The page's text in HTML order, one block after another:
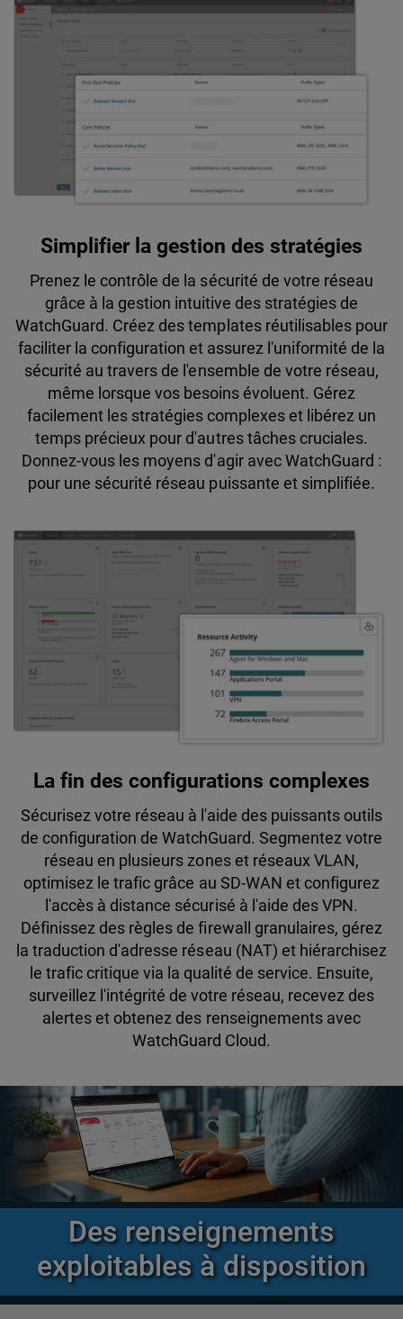
Simplifier la gestion des stratégies
Prenez le contrôle de la sécurité de votre réseau
grâce à la gestion intuitive des stratégies de
WatchGuard. Créez des templates réutilisables pour
faciliter la configuration et assurez l'uniformité de la
sécurité au travers de l'ensemble de votre réseau,
même lorsque vos besoins évoluent. Gérez
facilement les stratégies complexes et libérez un
temps précieux pour d'autres tâches cruciales.
Donnez-vous les moyens d'agir avec WatchGuard :
pour une sécurité réseau puissante et simplifiée.
La fin des configurations complexes
Sécurisez votre réseau à l'aide des puissants outils
de configuration de WatchGuard. Segmentez votre
réseau en plusieurs zones et réseaux VLAN,
optimisez le trafic grâce au SD-WAN et configurez
l'accès à distance sécurisé à l'aide des VPN.
Définissez des règles de firewall granulaires, gérez
la traduction d'adresse réseau (NAT) et hiérarchisez
le trafic critique via la qualité de service. Ensuite,
surveillez l'intégrité de votre réseau, recevez des
alertes et obtenez des renseignements avec
WatchGuard Cloud.
Des renseignements
exploitables à disposition